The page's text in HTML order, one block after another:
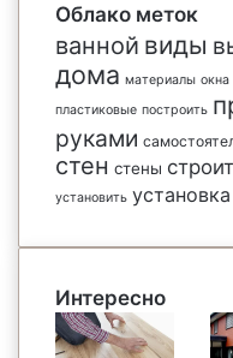
Облако меток
ванной виды
дома материалы окна
пластиковые построить
руками
стен стены
установить установка
Интересно